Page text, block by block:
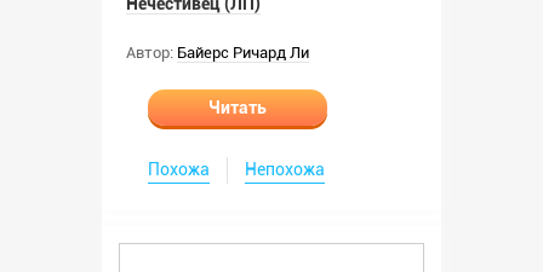
Автор: Байерс Ричард Ли
Читать
Похожа Непохожа